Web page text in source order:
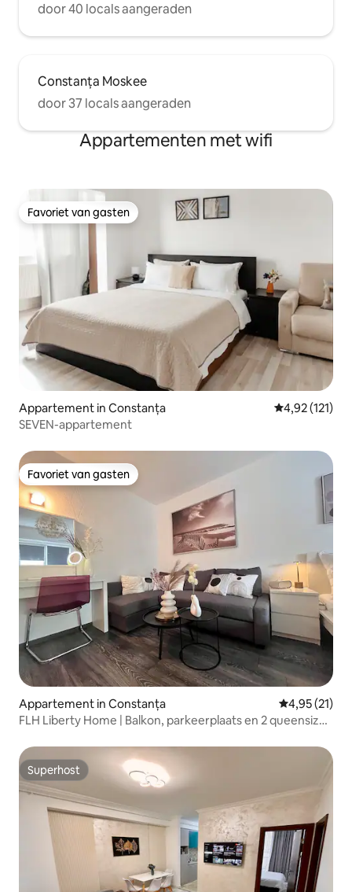
door 40 locals aangeraden
Constanța Moskee
door 37 locals aangeraden
Appartementen met wifi
Favoriet van gasten
Favoriet van gasten
Appartement in Constanța Gemiddelde
4,92 (121)
SEVEN-appartement
Favoriet van gasten
Favoriet van gasten
Appartement in Constanța Gemiddelde
4,95 (21)
FLH Liberty Home | Balkon, parkeerplaats en 2 queensize
Superhost
Superhost